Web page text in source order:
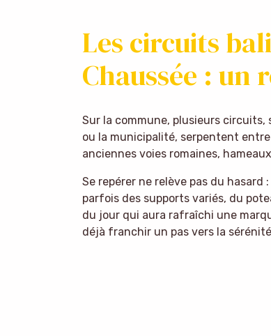
Les circuits
Chaussée : un
Sur la commune, plusieurs
ou la municipalité, serpentent
anciennes voies romaines,
Se repérer ne relève pas du hasard
parfois des supports variés, du
du jour qui aura rafraîchi une
déjà franchir un pas vers la